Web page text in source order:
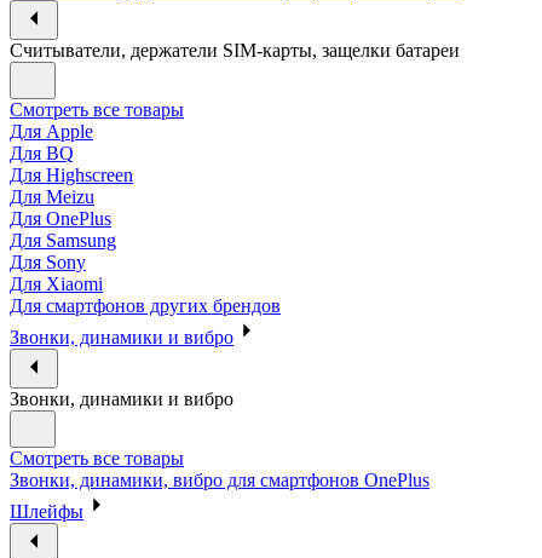
Считыватели, держатели SIM-карты, защелки батареи
Смотреть все товары
Для Apple
Для BQ
Для Highscreen
Для Meizu
Для OnePlus
Для Samsung
Для Sony
Для Xiaomi
Для смартфонов других брендов
Звонки, динамики и вибро
Звонки, динамики и вибро
Смотреть все товары
Звонки, динамики, вибро для смартфонов OnePlus
Шлейфы